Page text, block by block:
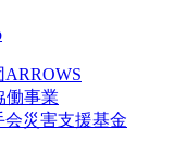
働事業
会災害支援基金